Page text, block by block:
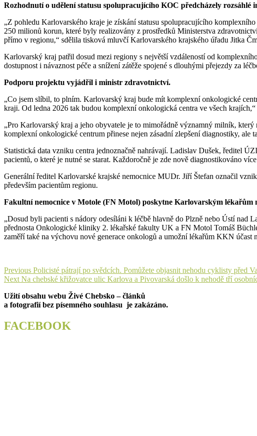
Rozhodnutí o udělení statusu spolupracujícího KOC předcházely rozsáhlé
„Z pohledu Karlovarského kraje je získání statusu spolupracujícího
250 milionů korun, které byly realizovány z prostředků Ministerstva
přímo v regionu,“ sdělila tisková mluvčí Karlovarského krajského úřadu Jitka
Karlovarský kraj patřil dosud mezi regiony s největší vzdáleností od
dostupnost i návaznost péče a snížení zátěže spojené s dlouhými přejezdy za
Podporu projektu vyjádřil i ministr zdravotnictví.
„Co jsem slíbil, to plním. Karlovarský kraj bude mít komplexní onkologické
kraji. Od ledna 2026 tak budou komplexní onkologická centra ve všech
„Pro Karlovarský kraj a jeho obyvatele je to mimořádně významný milník,
komplexní onkologické centrum přinese nejen zásadní zlepšení diagnostiky,
Statistická data vzniku centra jednoznačně nahrávají. Ladislav Dušek, ředitel
pacientů, o které je nutné se starat. Každoročně je zde nově diagnostikováno
Generální ředitel Karlovarské krajské nemocnice MUDr. Jiří Štefan označil
především pacientům regionu.
Fakultní nemocnice v Motole (FN Motol) poskytne Karlovarským
„Dosud byli pacienti s nádory odesíláni k léčbě hlavně do Plzně nebo Ústí nad
přednosta Onkologické kliniky 2. lékařské fakulty UK a FN Motol Tomáš
zaměří také na výchovu nové generace onkologů a umožní lékařům KKN účast
Navigace
pro
příspěvek
Previous Previous
post:
Policisté pátrají po svědcích. Pomůžete objasnit nehodu cyklisty před
Next Next
Na chebské křižovatce ulic Karlova a Pivovarská došlo k nehodě tří
Užití obsahu webu Živé Chebsko – článků
a fotografií bez písemného souhlasu je zakázáno.
FACEBOOK